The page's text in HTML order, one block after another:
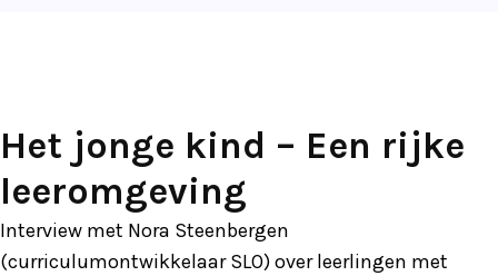
Het jonge kind – Een rijke
leeromgeving
Interview met Nora Steenbergen
(curriculumontwikkelaar SLO) over leerlingen met